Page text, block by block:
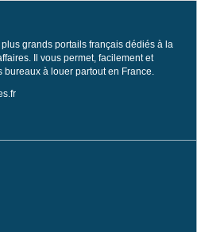
grands portails français dédiés à la
Il vous permet, facilement et
bureaux à louer partout en France.